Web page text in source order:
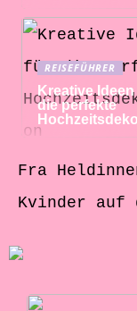
REISEFÜHRER
Kreative
die perfekte
Fra
Kvinder auf